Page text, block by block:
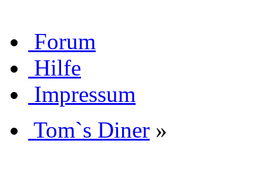
Forum
Hilfe
Impressum
Tom`s Diner »